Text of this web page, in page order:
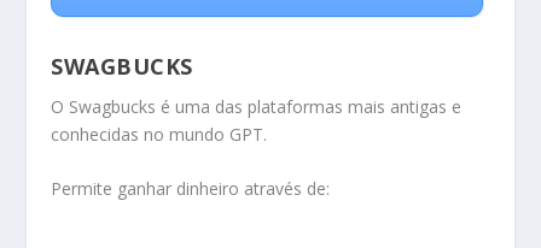
SWAGBUCKS
O Swagbucks é uma das plataformas mais antigas e
conhecidas no mundo GPT.
Permite ganhar dinheiro através de: